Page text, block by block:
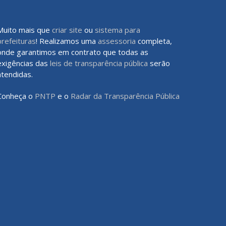
mais que criar site ou sistema para
! Realizamos uma assessoria completa,
garantimos em contrato que todas as
das leis de transparência pública serão
o PNTP e o Radar da Transparência Pública